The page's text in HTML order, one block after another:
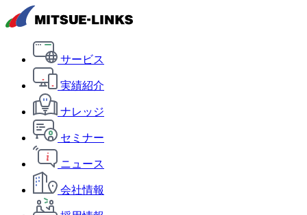
サービス
実績紹介
ナレッジ
セミナー
ニュース
会社情報